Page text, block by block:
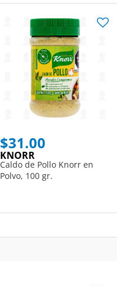
$31.00
KNORR
Caldo de Pollo Knorr en
Polvo, 100 gr.